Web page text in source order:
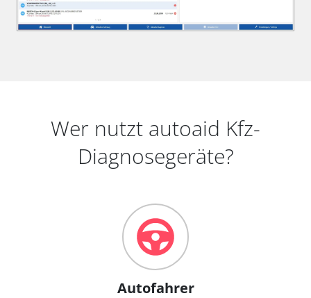
Wer nutzt autoaid Kfz-
Diagnosegeräte?
Autofahrer